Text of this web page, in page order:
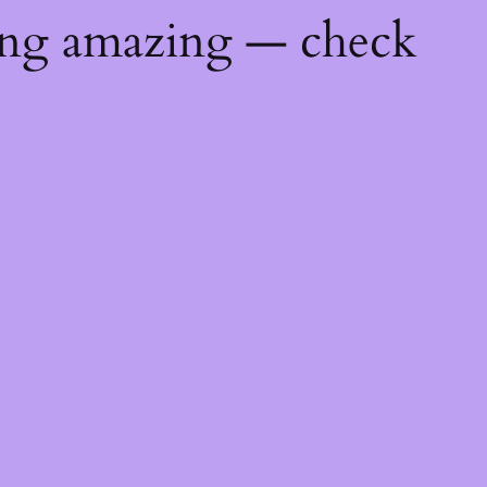
amazing — check